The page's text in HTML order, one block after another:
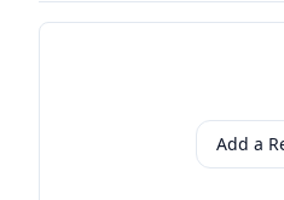
Add a